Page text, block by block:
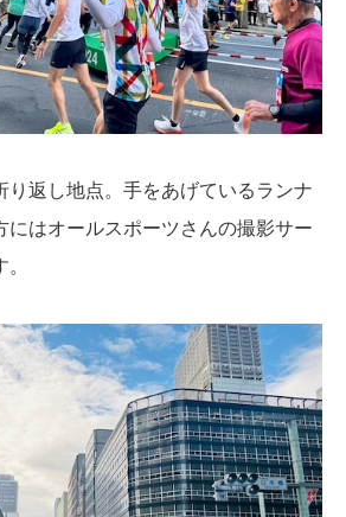
り返し地点。手をあげているランナ
にはオールスポーツさんの撮影サー